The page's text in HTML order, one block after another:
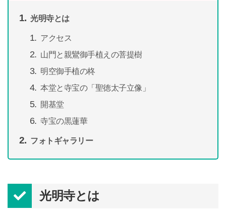
光明寺とは
アクセス
山門と親鸞御手植えの菩提樹
明空御手植の柊
本堂と寺宝の「聖徳太子立像」
開基堂
寺宝の黒蓮華
フォトギャラリー
光明寺とは